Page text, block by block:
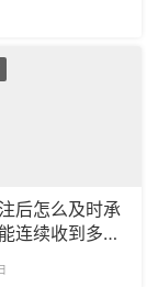
后怎么及时承
连续收到多条